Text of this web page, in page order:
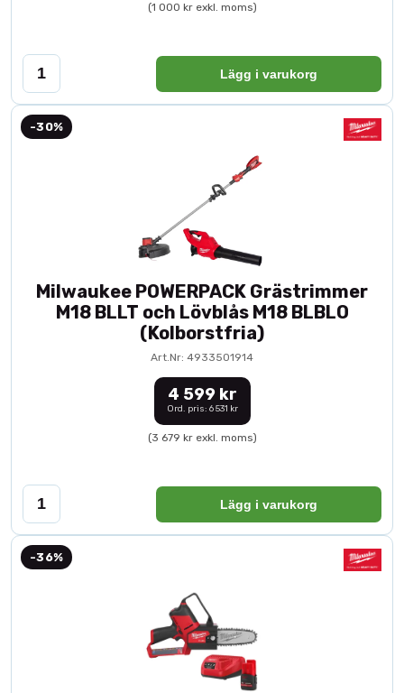
(1 000 kr exkl. moms)
Lägg i varukorg
-30%
Milwaukee POWERPACK Grästrimmer
M18 BLLT och Lövblås M18 BLBLO
(Kolborstfria)
Art.Nr: 4933501914
4 599 kr
Ord. pris: 6 531 kr
(3 679 kr exkl. moms)
Lägg i varukorg
-36%